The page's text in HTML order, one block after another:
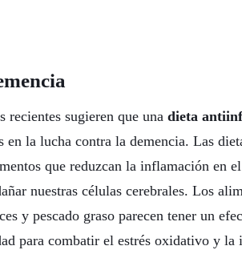
recientes sugieren que una dieta
en la lucha contra la demencia. Las
que reduzcan la inflamación en
nuestras células cerebrales. Los
y pescado graso parecen tener un
para combatir el estrés oxidativo y la